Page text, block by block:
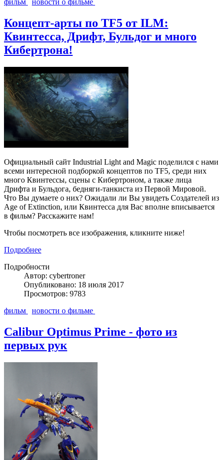
фильм новости о фильме
Концепт-арты по TF5 от ILM:
Квинтесса, Дрифт, Бульдог и много
Кибертрона!
Официальный сайт Industrial Light and Magic поделился с нами
всеми интересной подборкой концептов по TF5, среди них
много Квинтессы, сцены с Кибертроном, а также лица
Дрифта и Бульдога, бедняги-танкиста из Первой Мировой.
Что Вы думаете о них? Ожидали ли Вы увидеть Создателей из
Age of Extinction, или Квинтесса для Вас вполне вписывается
в фильм? Расскажите нам!
Чтобы посмотреть все изображения, кликните ниже!
Подробнее
Подробности
Автор: cybertroner
Опубликовано: 18 июля 2017
Просмотров: 9783
фильм
новости о фильме
Calibur Optimus Prime - фото из
первых рук